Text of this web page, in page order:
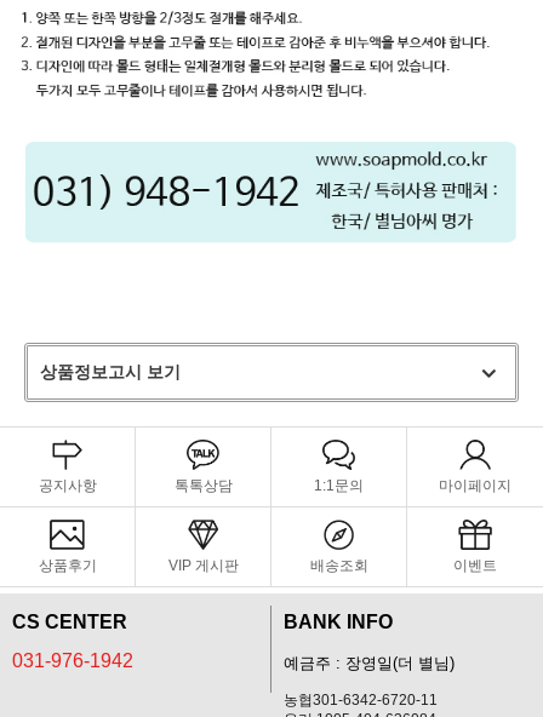
상품정보고시 보기
공지사항 톡톡상담 1:1문의 마이페이지
상품후기 VIP 게시판 배송조회 이벤트
CS CENTER
031-976-1942
BANK INFO
예금주 : 장영일(더 별님)
농협301-6342-6720-11